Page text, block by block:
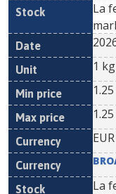
La
1 kg
1.25
1.25
EUR
La